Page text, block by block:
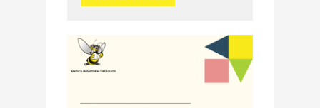
Zdravlje i osiguranje